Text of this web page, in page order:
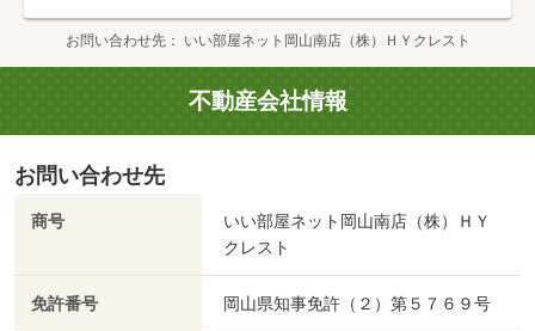
お問い合わせ先 いい部屋ネット岡山南店（株）ＨＹクレスト
不動産会社情報
お問い合わせ先
商号
いい部屋ネット岡山南店（株）ＨＹ
クレスト
免許番号 岡山県知事免許（２）第５７６９号